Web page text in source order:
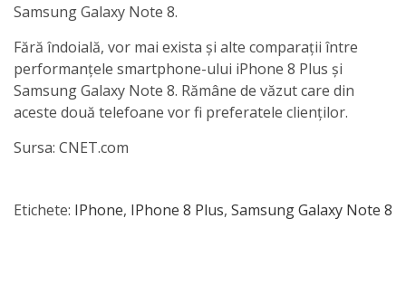
Samsung Galaxy Note 8.
Fără îndoială, vor mai exista și alte comparații între
performanțele smartphone-ului iPhone 8 Plus și
Samsung Galaxy Note 8. Rămâne de văzut care din
aceste două telefoane vor fi preferatele clienților.
Sursa: CNET.com
Etichete: IPhone, IPhone 8 Plus, Samsung Galaxy Note 8